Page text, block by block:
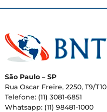
São Paulo – SP
Rua Oscar Freire, 2250, T9/T10
Telefone: (11) 3081-6851
Whatsapp: (11) 98481-1000